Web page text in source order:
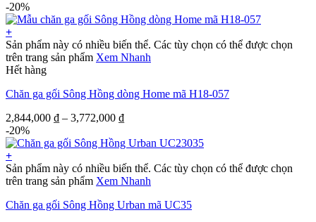
-20%
+
Sản phẩm này có nhiều biến thể. Các tùy chọn có thể được chọn
trên trang sản phẩm Xem Nhanh
Hết hàng
Chăn ga gối Sông Hồng dòng Home mã H18-057
2,844,000 ₫ – 3,772,000 ₫
-20%
+
Sản phẩm này có nhiều biến thể. Các tùy chọn có thể được chọn
trên trang sản phẩm Xem Nhanh
Chăn ga gối Sông Hồng Urban mã UC35